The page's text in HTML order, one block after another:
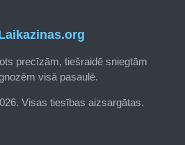
precīzām, tiešraidē sniegtām
visā pasaulē.
Visas tiesības aizsargātas.